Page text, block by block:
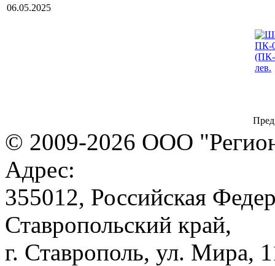
06.05.2025
© 2009-2026 ООО
Адрес:
355012, Российская
Ставропольский край,
г. Ставрополь, ул. Мира,